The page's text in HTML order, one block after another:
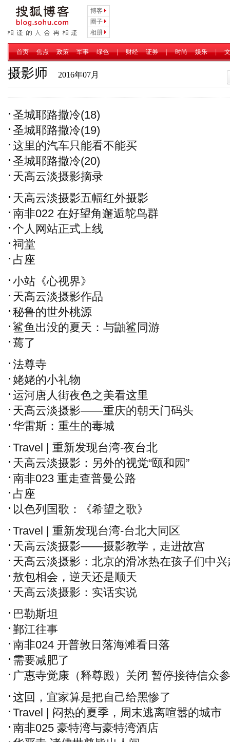
博客
圈子
相册
首页 焦点 政策 军事 绿色 | 财经 证券 | 时尚 娱乐 |
摄影师 2016年07月
圣城耶路撒冷(18)
圣城耶路撒冷(19)
这里的汽车只能看不能买
圣城耶路撒冷(20)
天高云淡摄影摘录
天高云淡摄影五幅红外摄影
南非022 在好望角邂逅鸵鸟群
个人网站正式上线
祠堂
占座
小站《心视界》
天高云淡摄影作品
秘鲁的世外桃源
鲨鱼出没的夏天：与鼬鲨同游
蔫了
法尊寺
姥姥的小礼物
运河唐人街夜色之美看这里
天高云淡摄影——重庆的朝天门码头
华雷斯：重生的毒城
Travel | 重新发现台湾-夜台北
天高云淡摄影：另外的视觉“颐和园”
南非023 重走查普曼公路
占座
以色列国歌：《希望之歌》
Travel | 重新发现台湾-台北大同区
天高云淡摄影——摄影教学，走进故宫
天高云淡摄影：北京的滑冰热在孩子们中兴
敖包相会，逆天还是顺天
天高云淡摄影：实话实说
巴勒斯坦
鄞江往事
南非024 开普敦日落海滩看日落
需要减肥了
广惠寺觉康（释尊殿）关闭 暂停接待信众
这回，宜家算是把自己给黑惨了
Travel | 闷热的夏季，周末逃离喧嚣的城市
南非025 豪特湾与豪特湾酒店